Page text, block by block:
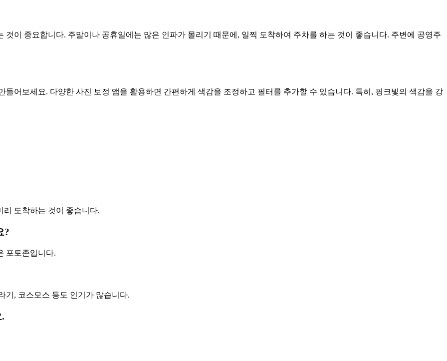
이 중요합니다. 주말이나 공휴일에는 많은 인파가 몰리기 때문에, 일찍 도착하여 주차를 하는 것이 좋습니다. 주변에 공영주
어보세요. 다양한 사진 보정 앱을 활용하면 간편하게 색감을 조정하고 필터를 추가할 수 있습니다. 특히, 핑크빛의 색감을 강
도착하는 것이 좋습니다.
?
포토존입니다.
기, 코스모스 등도 인기가 많습니다.